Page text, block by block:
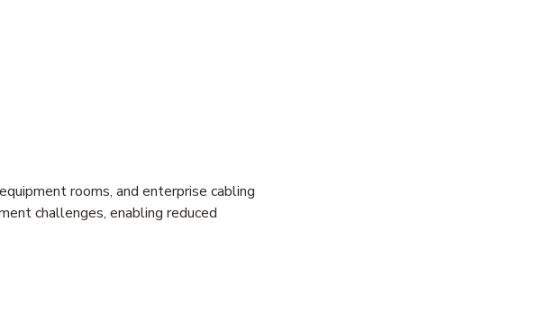
rooms, and enterprise cabling
challenges, enabling reduced